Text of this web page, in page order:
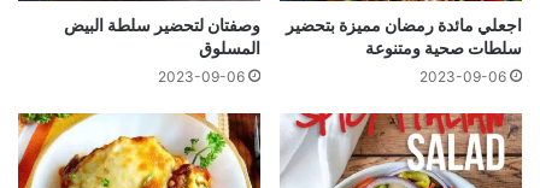
اجعلي مائدة رمضان مميزة بتحضير
سلطات صحية ومتنوعة
2023-09-06
وصفتان لتحضير سلطة البيض
المسلوق
2023-09-06